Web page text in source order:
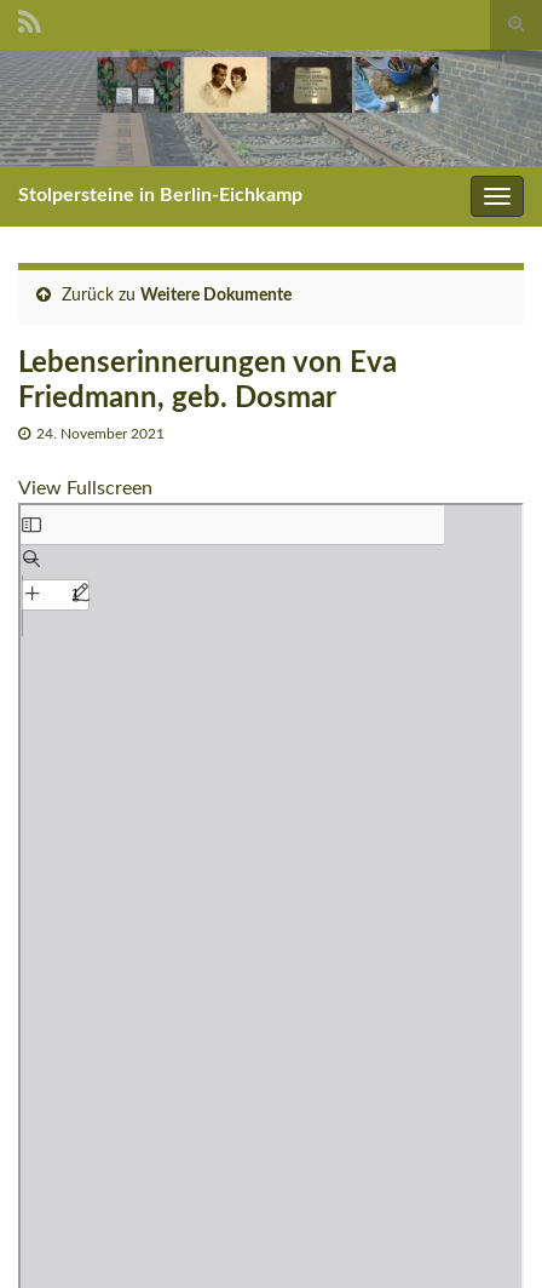
Search for:
Stolpersteine in Berlin-Eichkamp
Zurück zu Weitere Dokumente
Lebenserinnerungen von Eva
Friedmann, geb. Dosmar
24. November 2021
View Fullscreen
Zum PDF-Inhalt springen